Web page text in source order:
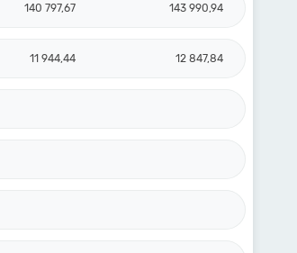
140 797,67 143 990,94
11 944,44 12 847,84